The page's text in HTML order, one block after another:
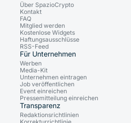
Über SpazioCrypto
Kontakt
FAQ
Mitglied werden
Kostenlose Widgets
Haftungsausschlüsse
RSS-Feed
Für Unternehmen
Werben
Media-Kit
Unternehmen eintragen
Job veröffentlichen
Event einreichen
Pressemitteilung einreichen
Transparenz
Redaktionsrichtlinien